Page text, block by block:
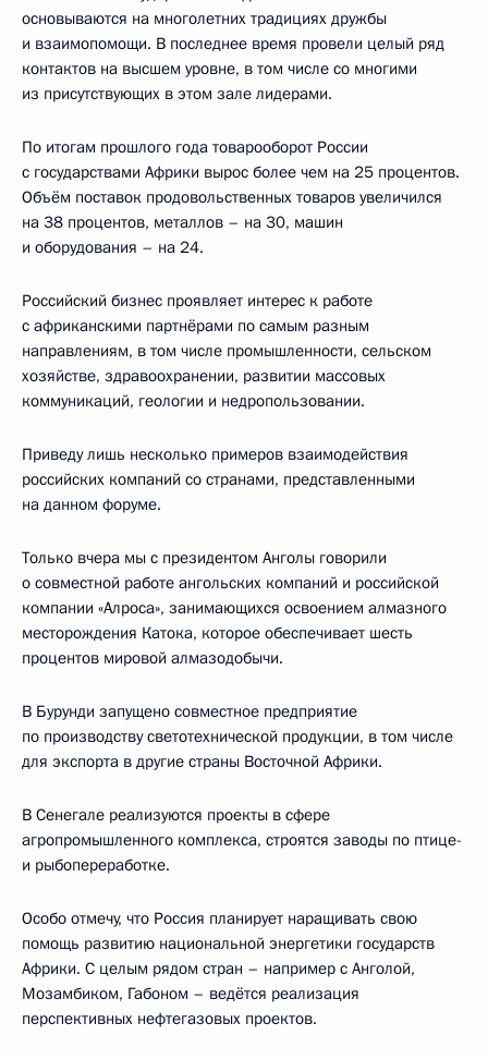
основываются на многолетних традициях дружбы
и взаимопомощи. В последнее время провели целый ряд
контактов на высшем уровне, в том числе со многими
из присутствующих в этом зале лидерами.
По итогам прошлого года товарооборот России
с государствами Африки вырос более чем на 25 процентов.
Объём поставок продовольственных товаров увеличился
на 38 процентов, металлов – на 30, машин
и оборудования – на 24.
Российский бизнес проявляет интерес к работе
с африканскими партнёрами по самым разным
направлениям, в том числе промышленности, сельском
хозяйстве, здравоохранении, развитии массовых
коммуникаций, геологии и недропользовании.
Приведу лишь несколько примеров взаимодействия
российских компаний со странами, представленными
на данном форуме.
Только вчера мы с президентом Анголы говорили
о совместной работе ангольских компаний и российской
компании «Алроса», занимающихся освоением алмазного
месторождения Катока, которое обеспечивает шесть
процентов мировой алмазодобычи.
В Бурунди запущено совместное предприятие
по производству светотехнической продукции, в том числе
для экспорта в другие страны Восточной Африки.
В Сенегале реализуются проекты в сфере
агропромышленного комплекса, строятся заводы по птице-
и рыбопереработке.
Особо отмечу, что Россия планирует наращивать свою
помощь развитию национальной энергетики государств
Африки. С целым рядом стран – например с Анголой,
Мозамбиком, Габоном – ведётся реализация
перспективных нефтегазовых проектов.